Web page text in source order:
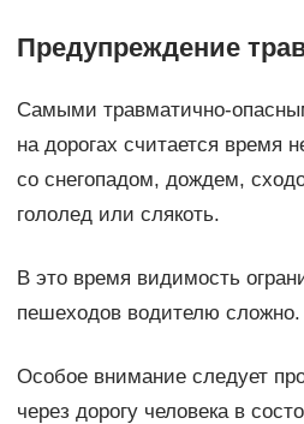
Предупреждение
Самыми травматично-
на дорогах считается время
со снегопадом, дождем,
гололед или слякоть.
В это время видимость
пешеходов водителю сложно.
Особое внимание следует
через дорогу человека в